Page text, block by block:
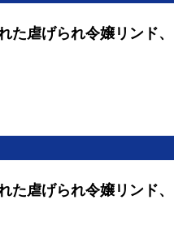
虐げられ令嬢リンド、
虐げられ令嬢リンド、